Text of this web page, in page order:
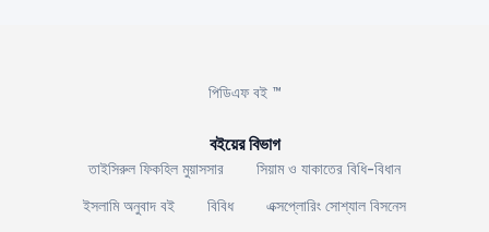
পিডিএফ বই ™
বইয়ের বিভাগ
তাইসিরুল ফিকহিল মুয়াসসার
সিয়াম ও যাকাতের বিধি-বিধান
ইসলামি অনুবাদ বই
বিবিধ
এক্সপ্লোরিং সোশ্যাল বিসনেস